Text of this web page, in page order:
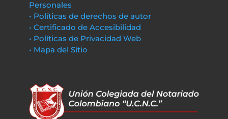
Personales
• Políticas de derechos de autor
• Certificado de Accesibilidad
• Políticas de Privacidad Web
• Mapa del Sitio